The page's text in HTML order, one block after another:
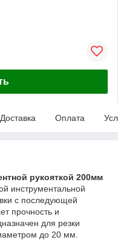
Доставка Оплата
рукояткой 200мм
инструментальной
с последующей
прочность и
для резки
до 20 мм.